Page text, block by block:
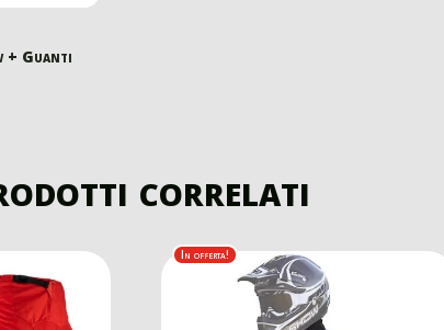
+ Guanti
correlati
In offerta!